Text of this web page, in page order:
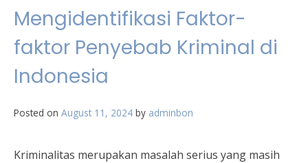
Mengidentifikasi Faktor-
faktor Penyebab Kriminal di
Indonesia
Posted on August 11, 2024 by adminbon
Kriminalitas merupakan masalah serius yang masih